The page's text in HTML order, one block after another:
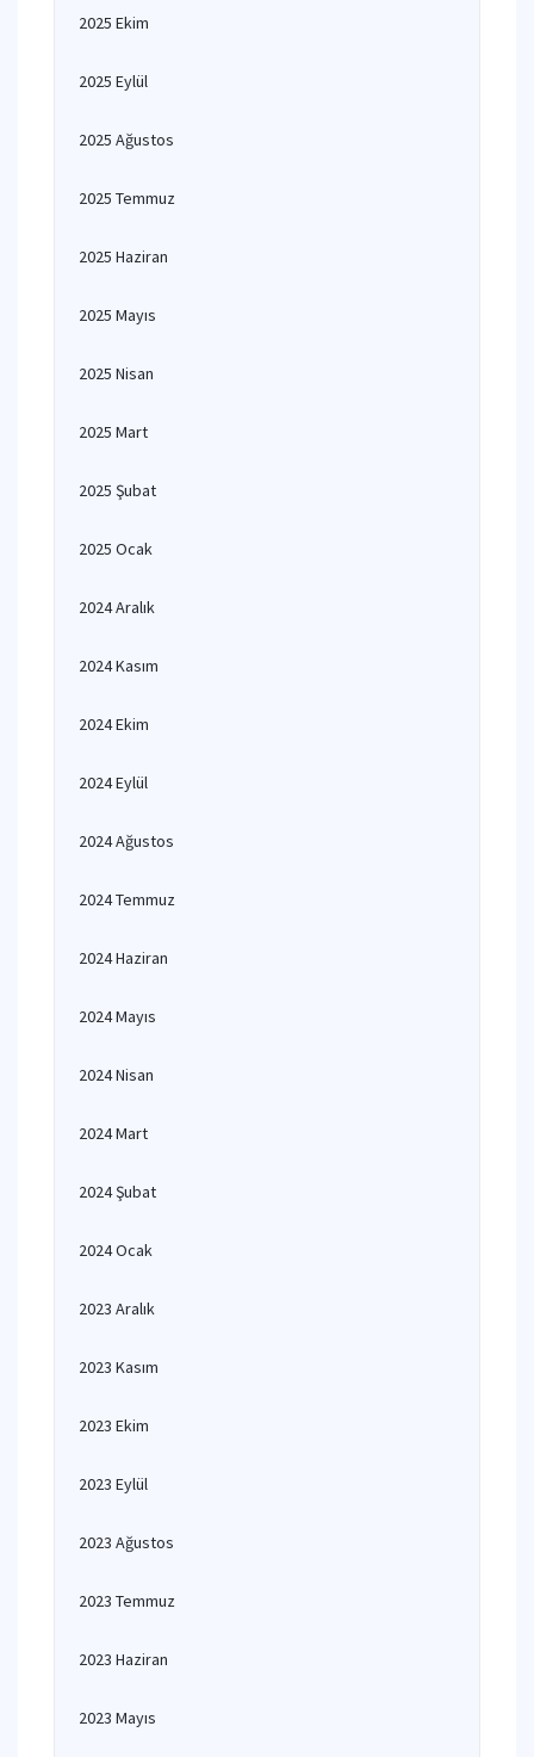
2025 Ekim
2025 Eylül
2025 Ağustos
2025 Temmuz
2025 Haziran
2025 Mayıs
2025 Nisan
2025 Mart
2025 Şubat
2025 Ocak
2024 Aralık
2024 Kasım
2024 Ekim
2024 Eylül
2024 Ağustos
2024 Temmuz
2024 Haziran
2024 Mayıs
2024 Nisan
2024 Mart
2024 Şubat
2024 Ocak
2023 Aralık
2023 Kasım
2023 Ekim
2023 Eylül
2023 Ağustos
2023 Temmuz
2023 Haziran
2023 Mayıs